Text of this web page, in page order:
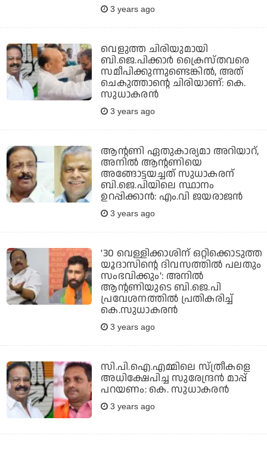
3 years ago
വെളുത്ത ചിരിയുമായി
ബി.ജെ.പിക്കാര്‍ ക്രൈസ്തവരെ
സമീപിക്കുന്നുണ്ടെങ്കില്‍, അത്
ചെകുത്താന്റെ ചിരിയാണ്: കെ.
സുധാകരന്‍
3 years ago
ആന്റണി ഏതുകാര്യമാ അറിയാറ്,
അനില്‍ ആന്റണിയെ
അങ്ങോട്ടയച്ചത് സുധാകരന്
ബി.ജെ.പിയിലെ സ്ഥാനം
ഉറപ്പിക്കാന്‍: എം.വി ജയരാജന്‍
3 years ago
'30 വെള്ളിക്കാശിന് ഒറ്റിക്കൊടുത്ത
യൂദാസിന്റെ ദിവസത്തില്‍ പലതും
സംഭവിക്കും': അനില്‍
ആന്റണിയുടെ ബി.ജെ.പി
പ്രവേശനത്തില്‍ പ്രതികരിച്ച്
കെ.സുധാകരന്‍
3 years ago
സി.പി.ഐ.എമ്മിലെ സ്ത്രീകളെ
അധിക്ഷേപിച്ച സുരേന്ദ്രന്‍ മാപ്പ്
പറയണം: കെ. സുധാകരന്‍
3 years ago